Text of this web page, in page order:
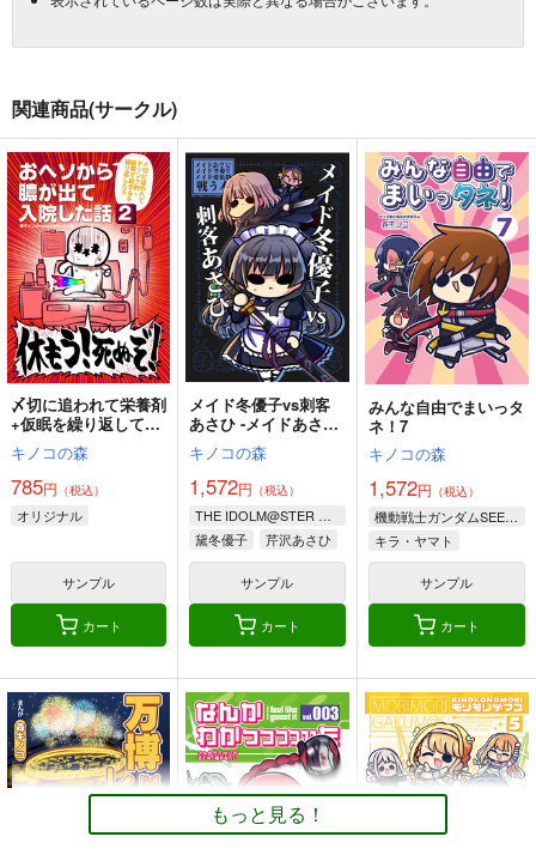
関連商品(サークル)
〆切に追われて栄養剤
+仮眠を繰り返してい
たらおヘソから膿が出
て入院した話2
キノコの森
785円 （税込）
オリジナル
サンプル
カート
メイド冬優子vs刺客
あさひ -メイドあさひ
メイド冬優子メイド愛
依が戦う本-
キノコの森
1,572円 （税込）
THE IDOLM@STER SHINY COLORS
黛冬優子
芹沢あさひ
和泉愛依
サンプル
カート
みんな自由でまいっタ
ネ！7
キノコの森
1,572円 （税込）
機動戦士ガンダムSEED FREEDOM
キラ・ヤマト
アスラン・ザラ
シン・アスカ
サンプル
カート
もっと見る！